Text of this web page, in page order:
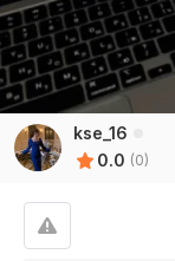
kse_16
0.0 (0)